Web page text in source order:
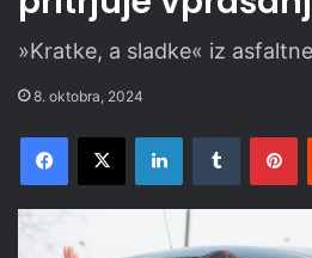
»Kratke, a sladke« iz
8. oktobra, 2024
Facebook
X LinkedInTumblr